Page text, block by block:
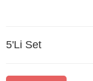
5'Li Set